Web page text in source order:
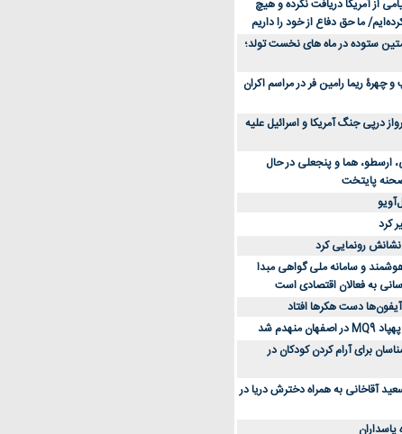
کفش ورزشی برای دویدن و استفاده
از آمریکا دریافت نکرده و هیچ
ما حق دفاع از خود را داریم
ستوده در ماه های نخست تولد؛
چهرۀ ریما رامین فر در مراسم اکران
23 هزار پرواز درپی جنگ آمریکا و اسرائیل علیه
ارسطو، هما و پنجعلی در حال
پایتخت
کرد
رونمایی کرد
هوشمند و سامانه ملی گواهی مبدا
به فعالان اقتصادی است
دست هکرها افتاد
برای آرام کردن کودکان در
آقاخانی به همراه دخترش دریا در